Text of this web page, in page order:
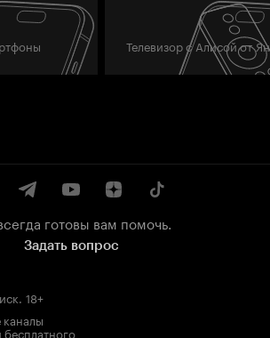
Телевизор с Алисой от
готовы вам помочь.
Задать вопрос
18+